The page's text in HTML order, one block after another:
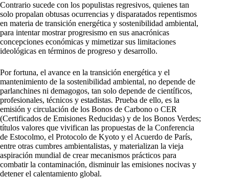
Contrario sucede con los populistas regresivos, quienes tan
solo propalan obtusas ocurrencias y disparatados repentismos
en materia de transición energética y sostenibilidad ambiental,
para intentar mostrar progresismo en sus anacrónicas
concepciones económicas y mimetizar sus limitaciones
ideológicas en términos de progreso y desarrollo.
Por fortuna, el avance en la transición energética y el
mantenimiento de la sostenibilidad ambiental, no depende de
parlanchines ni demagogos, tan solo depende de científicos,
profesionales, técnicos y estadistas. Prueba de ello, es la
emisión y circulación de los Bonos de Carbono o CER
(Certificados de Emisiones Reducidas) y de los Bonos Verdes;
títulos valores que vivifican las propuestas de la Conferencia
de Estocolmo, el Protocolo de Kyoto y el Acuerdo de París,
entre otras cumbres ambientalistas, y materializan la vieja
aspiración mundial de crear mecanismos prácticos para
combatir la contaminación, disminuir las emisiones nocivas y
detener el calentamiento global.